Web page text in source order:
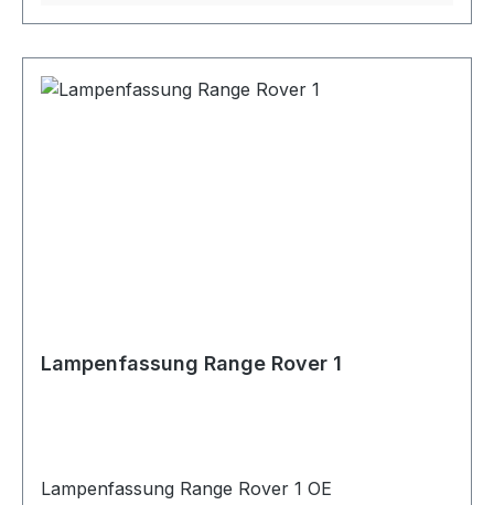
Lampenfassung Range Rover 1
Lampenfassung Range Rover 1 OE